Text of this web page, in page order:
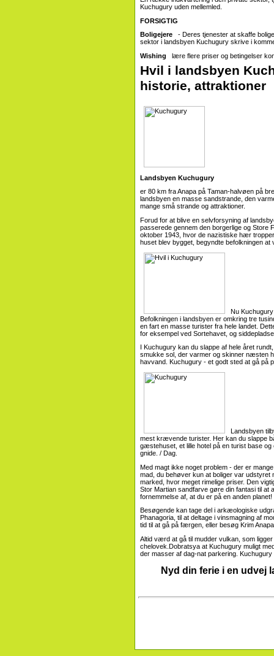
Kuchugury uden mellemled.
FORSIGTIG
Boligejere
- Deres tjenester at skaffe
sektor i landsbyen Kuchugury skrive i
Wishing
lære flere priser og betingelser
Hvil i landsbyen
historie, attraktioner
Landsbyen Kuchugury
er 80 km fra Anapa på Taman-halvøen på
landsbyen en masse sandstrande, den
mange små strande og attraktioner.
Forud for at blive en selvforsyning af
passerede gennem den borgerlige og
oktober 1943, hvor de nazistiske hær
huset blev bygget, begyndte befolkningen
Nu
Befolkningen i landsbyen er omkring tre
en fart en masse turister fra hele landet.
for eksempel ved Sortehavet, og
I Kuchugury kan du slappe af hele året
smukke sol, der varmer og skinner næsten
havvand. Kuchugury - et godt sted at gå på
Landsbyen
mest krævende turister. Her kan du slappe
gæstehuset, et lille hotel på en turist base
gnide. / Dag.
Med magt ikke noget problem - der er
mad, du behøver kun at boliger var
marked, hvor meget rimelige priser. Den
Stor Martian sandfarve gøre din fantasi til at
fornemmelse af, at du er på en anden
Besøgende kan tage del i arkæologiske
Phanagoria, til at deltage i vinsmagning af
tid til at gå på færgen, eller besøg Krim
Altid værd at gå til mudder vulkan, som
chelovek.Dobratsya at Kuchugury muligt
der masser af dag-nat parkering.
Nyd din ferie i en udvej